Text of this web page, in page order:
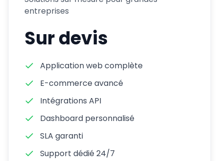
entreprises
Sur devis
Application web complète
E-commerce avancé
Intégrations API
Dashboard personnalisé
SLA garanti
Support dédié 24/7